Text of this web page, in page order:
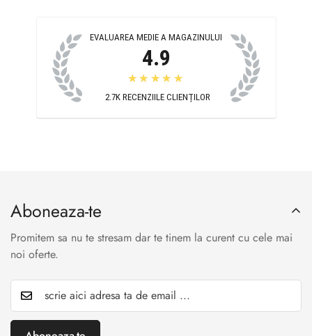
EVALUAREA MEDIE A MAGAZINULUI
4.9
★★★★★
2.7K RECENZIILE CLIENȚILOR
Aboneaza-te
Promitem sa nu te stresam dar te tinem la curent cu cele mai
noi oferte.